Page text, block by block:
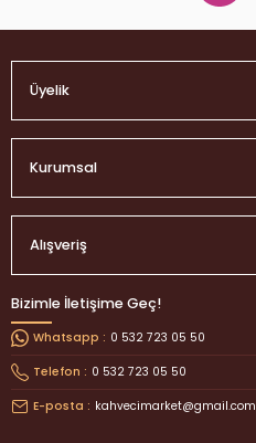
Üyelik
Kurumsal
Alışveriş
Bizimle İletişime Geç!
Whatsapp : 0 532 723 05 50
Telefon : 0 532 723 05 50
E-posta : kahvecimarket@gmail.com